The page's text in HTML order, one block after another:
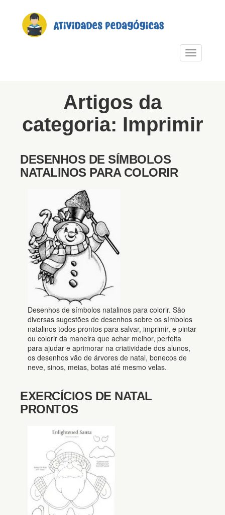
Alternar
Artigos da
categoria: Imprimir
DESENHOS DE SÍMBOLOS
NATALINOS PARA COLORIR
Desenhos de símbolos natalinos para colorir. São
diversas sugestões de desenhos sobre os símbolos
natalinos todos prontos para salvar, imprimir, e pintar
ou colorir da maneira que achar melhor, perfeita
para ajudar e aprimorar na criatividade dos alunos,
os desenhos vão de árvores de natal, bonecos de
neve, sinos, meias, botas até mesmo velas.
EXERCÍCIOS DE NATAL
PRONTOS